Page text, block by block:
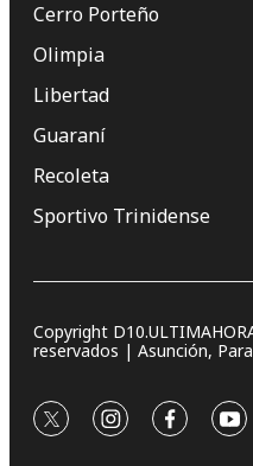
Cerro Porteño
Olimpia
Libertad
Guaraní
Recoleta
Sportivo Trinidense
Copyright
reservados | Asunción,
twitterinstagram
facebook